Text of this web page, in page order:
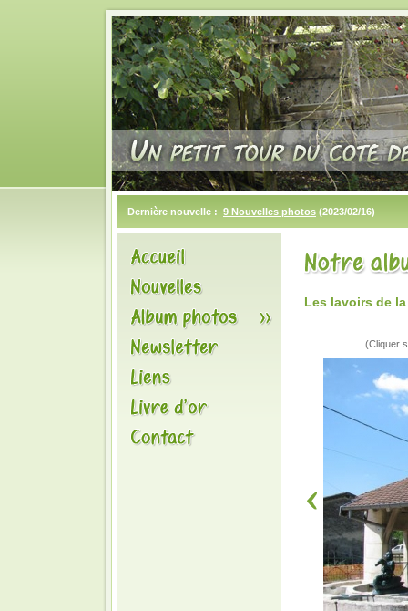
Dernière nouvelle : 9 Nouvelles photos (2023/02/16)
Les lavoirs de
(Cliquer